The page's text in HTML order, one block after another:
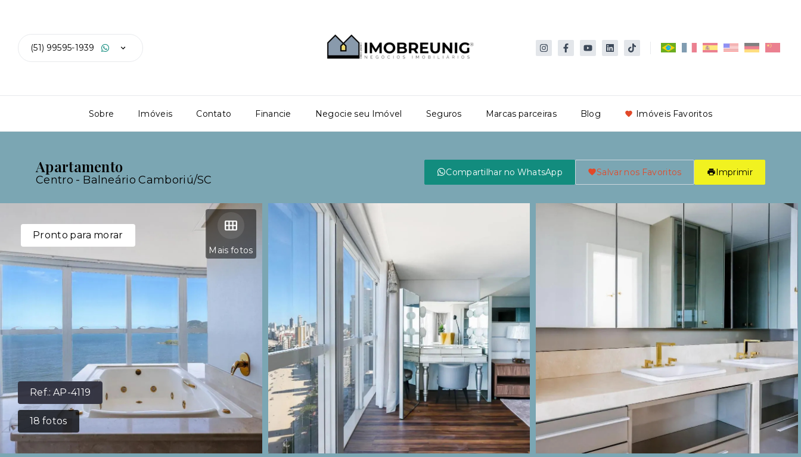
(51) 99595-1939
Sobre Imóveis Contato Financie Negocie seu Imóvel Seguros Marcas parceiras Blog Imóveis Favoritos
Apartamento
Centro - Balneário Camboriú/SC
Compartilhar no WhatsApp Salvar nos Favoritos Imprimir
Ref.:AP-4119
18 fotos
Mais fotos
Pronto para morar